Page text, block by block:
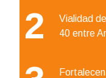
2
Vialidad
40 entre